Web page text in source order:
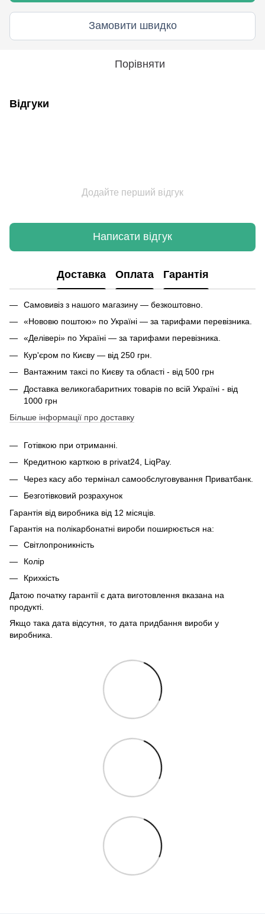
Замовити швидко
Порівняти
Відгуки
Додайте перший відгук
Написати відгук
Доставка Оплата Гарантія
Самовивіз з нашого магазину — безкоштовно.
«Нововю поштою» по Україні — за тарифами перевізника.
«Делівері» по Україні — за тарифами перевізника.
Кур'єром по Києву — від 250 грн.
Вантажним таксі по Києву та області - від 500 грн
Доставка великогабаритних товарів по всій Україні - від
1000 грн
Більше інформації про доставку
Готівкою при отриманні.
Кредитною карткою в privat24, LiqPay.
Через касу або термінал самообслуговування Приватбанк.
Безготівковий розрахунок
Гарантія від виробника від 12 місяців.
Гарантія на полікарбонатні вироби поширюється на:
Світлопроникність
Колір
Крихкість
Датою початку гарантії є дата виготовлення вказана на
продукті.
Якщо така дата відсутня, то дата придбання вироби у
виробника.